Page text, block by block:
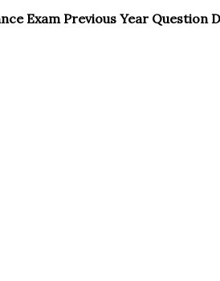
Exam Previous Year Question